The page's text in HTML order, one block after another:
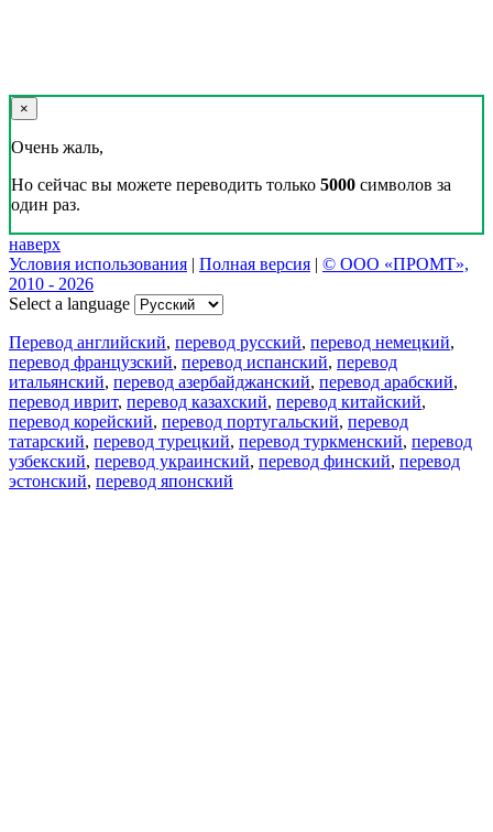
×
Очень жаль,
Но сейчас вы можете переводить только 5000 символов за
один раз.
наверх
Условия использования | Полная версия | © ООО «ПРОМТ»,
2010 - 2026
Select a language
Перевод английский, перевод русский, перевод немецкий,
перевод французский, перевод испанский, перевод
итальянский, перевод азербайджанский, перевод арабский,
перевод иврит, перевод казахский, перевод китайский,
перевод корейский, перевод португальский, перевод
татарский, перевод турецкий, перевод туркменский, перевод
узбекский, перевод украинский, перевод финский, перевод
эстонский, перевод японский